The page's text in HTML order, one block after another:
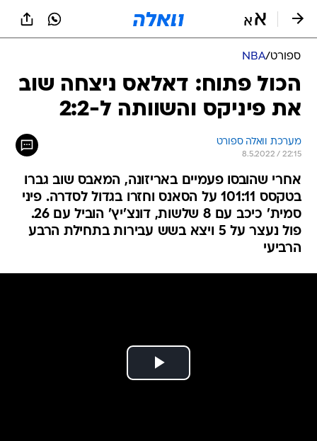
ספורט/
NBA
הכול פתוח: דאלאס ניצחה שוב
את פיניקס והשוותה ל-2:2
מערכת וואלה ספורט
8.5.2022 / 22:15
אחרי שהובסו פעמיים באריזונה, המאבס שוב גברו
בטקסס 101:11 על הסאנס וחזרו בגדול לסדרה. פיני
סמית' כיכב עם 8 שלשות, דונצ'יץ' הוביל עם 26.
פול נעצר על 5 ויצא בשש עבירות בתחילת הרבע
הרביעי